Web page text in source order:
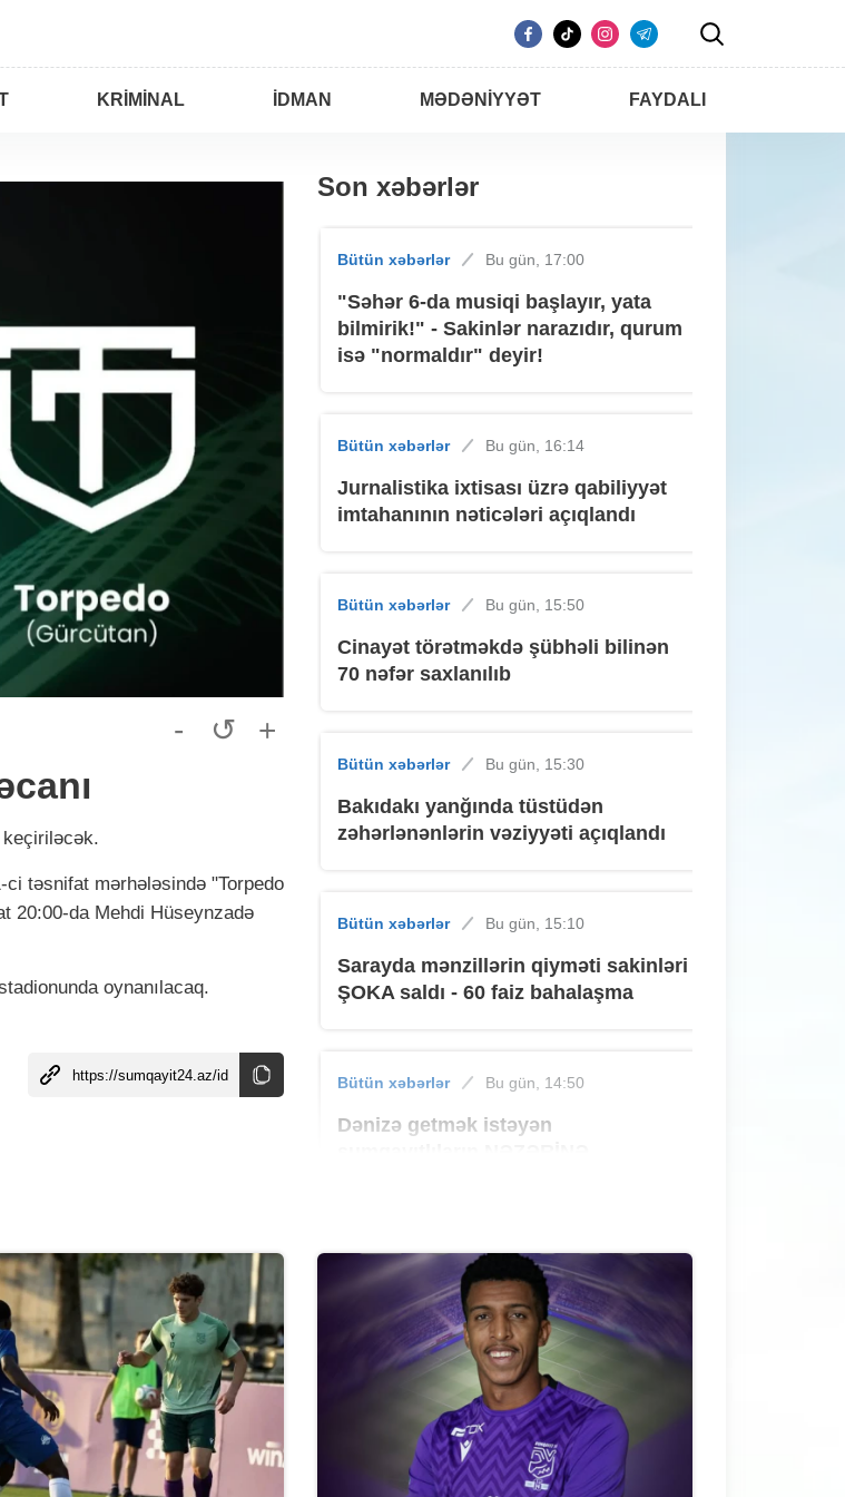
KRIMINAL İDMAN MƏDƏNIYYƏT FAYDALI
- ↺ +
keçiriləcək.
təsnifat mərhələsində "Torpedo
20:00-da Mehdi Hüseynzadə
oynanılacaq.
Son xəbərlər
Bütün xəbərlər Bu gün, 17:00
"Səhər 6-da musiqi başlayır, yata
bilmirik!" - Sakinlər narazıdır, qurum
isə "normaldır" deyir!
Bütün xəbərlər Bu gün, 16:14
Jurnalistika ixtisası üzrə qabiliyyət
imtahanının nəticələri açıqlandı
Bütün xəbərlər Bu gün, 15:50
Cinayət törətməkdə şübhəli bilinən
70 nəfər saxlanılıb
Bütün xəbərlər Bu gün, 15:30
Bakıdakı yanğında tüstüdən
zəhərlənənlərin vəziyyəti açıqlandı
Bütün xəbərlər Bu gün, 15:10
Sarayda mənzillərin qiyməti sakinləri
ŞOKA saldı - 60 faiz bahalaşma
Bütün xəbərlər Bu gün, 14:50
Dənizə getmək istəyən
Kartdan köçürmədə sərbəstlik,
qəbulda isə limit
Bu gün, 14:10
Sumqayıtda binada PARTLAYIŞ -